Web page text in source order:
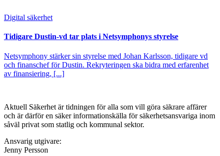
Digital säkerhet
Tidigare Dustin-vd tar plats i Netsymphonys styrelse
Netsymphony stärker sin styrelse med Johan Karlsson, tidigare vd
och finanschef för Dustin. Rekryteringen ska bidra med erfarenhet
av finansiering, [...]
Aktuell Säkerhet är tidningen för alla som vill göra säkrare affärer
och är därför en säker informationskälla för säkerhets­ansvariga inom
såväl privat som statlig och kommunal sektor.
Ansvarig utgivare:
Jenny Persson